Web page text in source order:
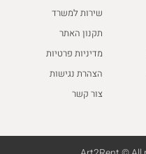
שירות למשרד
תקנון האתר
מדיניות פרטיות
הצהרת נגישות
צור קשר